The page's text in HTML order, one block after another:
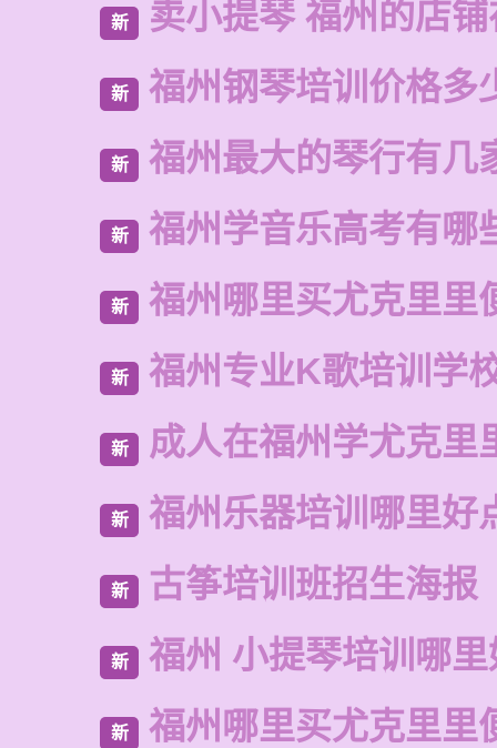
新 卖小提琴 福州的店
新 福州钢琴培训价格多
新 福州最大的琴行有几
新 福州学音乐高考有哪
新 福州哪里买尤克里里
新 福州专业K歌培训学
新 成人在福州学尤克里
新 福州乐器培训哪里好
新 古筝培训班招生海报
新 福州 小提琴培训哪
新 福州哪里买尤克里里